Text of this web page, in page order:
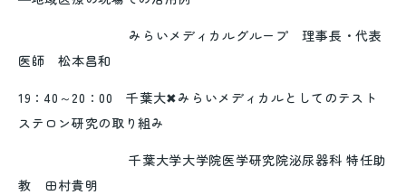
みらいメディカルグループ 理事長・代表
医師 松本昌和
19：40～20：00 千葉大✖︎みらいメディカルとしてのテスト
ステロン研究の取り組み
千葉大学大学院医学研究院泌尿器科 特任助
教 田村貴明